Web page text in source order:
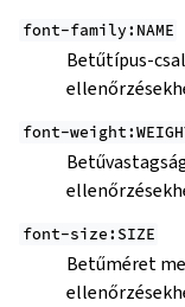
font-family:NAME
Betűtípus-
font-
font-size:SIZE
Betűméret